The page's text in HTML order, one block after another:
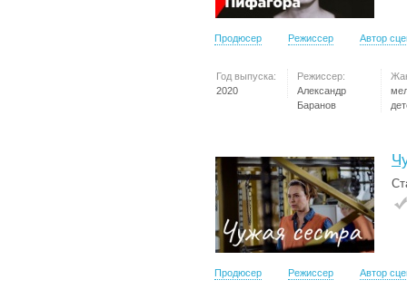
Продюсер Режиссер Автор
Год выпуска:
2020
Режиссер:
Александр
Баранов
Продюсер Режиссер Автор